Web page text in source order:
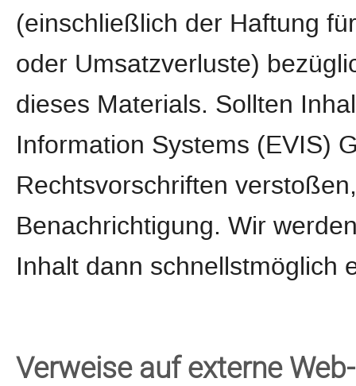
(einschließlich der Haftung
oder Umsatzverluste)
dieses Materials. Sollten
Information Systems (EVIS)
Rechtsvorschriften
Benachrichtigung. Wir
Inhalt dann schnellstmöglich
Verweise auf externe